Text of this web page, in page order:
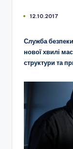
12.10.2017
Служба
нової хвилі
структури та